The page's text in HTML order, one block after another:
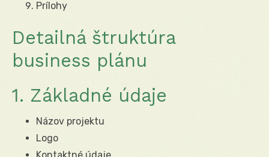
Prílohy
Detailná štruktúra
business plánu
1. Základné údaje
Názov projektu
Logo